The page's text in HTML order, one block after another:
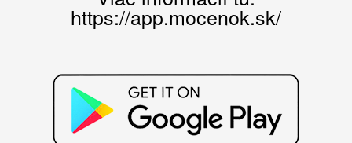
https://app.mocenok.sk/